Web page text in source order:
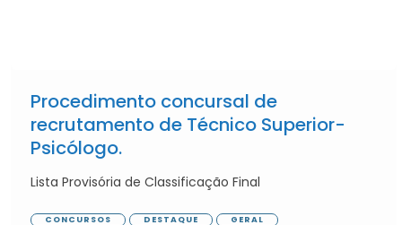
Procedimento concursal de
recrutamento de Técnico Superior-
Psicólogo.
Lista Provisória de Classificação Final
CONCURSOS DESTAQUE GERAL